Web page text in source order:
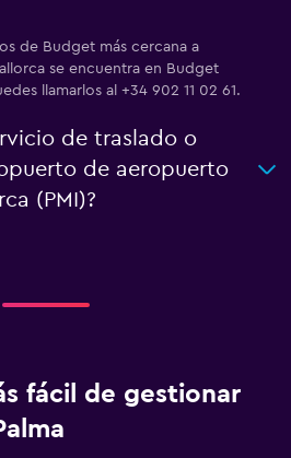
de Budget más cercana a
se encuentra en Budget
llamarlos al +34 902 11 02 61.
de traslado o
de aeropuerto
(PMI)?
fácil de gestionar